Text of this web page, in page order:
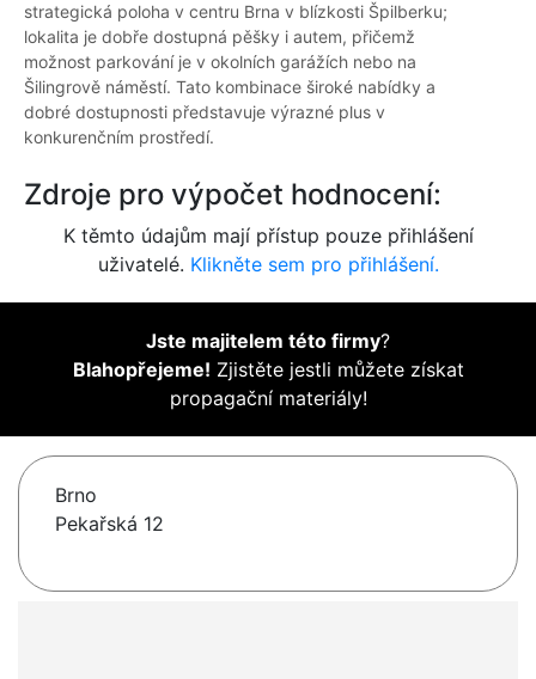
strategická poloha v centru Brna v blízkosti Špilberku;
lokalita je dobře dostupná pěšky i autem, přičemž
možnost parkování je v okolních garážích nebo na
Šilingrově náměstí. Tato kombinace široké nabídky a
dobré dostupnosti představuje výrazné plus v
konkurenčním prostředí.
Zdroje pro výpočet hodnocení:
K těmto údajům mají přístup pouze přihlášení
uživatelé. Klikněte sem pro přihlášení.
Jste majitelem této firmy?
Blahopřejeme! Zjistěte jestli můžete získat
propagační materiály!
Brno
Pekařská 12